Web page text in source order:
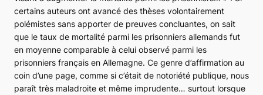
certains auteurs ont avancé des thèses volontairement
polémistes sans apporter de preuves concluantes, on sait
que le taux de mortalité parmi les prisonniers allemands fut
en moyenne comparable à celui observé parmi les
prisonniers français en Allemagne. Ce genre d’affirmation au
coin d’une page, comme si c’était de notoriété publique, nous
paraît très maladroite et même imprudente… surtout lorsque